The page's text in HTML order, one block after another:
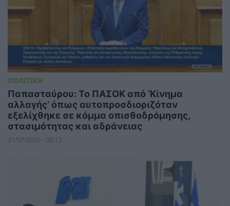
ΠΟΛΙΤΙΚΗ
Παπασταύρου: Το ΠΑΣΟΚ από ‘Κίνημα
αλλαγής’ όπως αυτοπροσδιοριζόταν
εξελίχθηκε σε κόμμα οπισθοδρόμησης,
στασιμότητας και αδράνειας
31/07/2026 - 08:13